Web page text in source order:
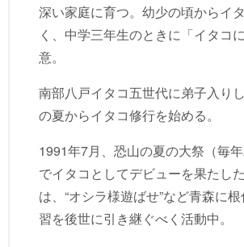
深い家庭に育つ。幼少の頃からイ
く、中学三年生のときに「イタコ
意。
南部八戸イタコ五世代に弟子入り
の夏からイタコ修行を始める。
1991年7月、恐山の夏の大祭（毎年
でイタコとしてデビューを果たし
は、“オシラ様遊ばせ”など青森に
習を後世に引き継ぐべく活動中。